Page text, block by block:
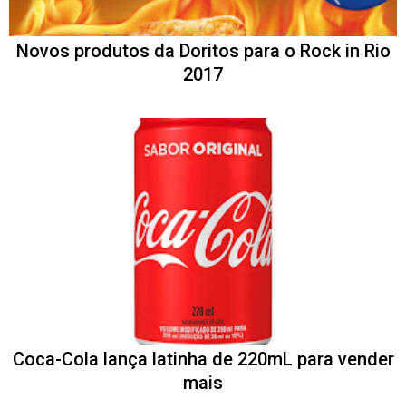
Novos produtos da Doritos para o Rock in Rio
2017
Coca-Cola lança latinha de 220mL para vender
mais